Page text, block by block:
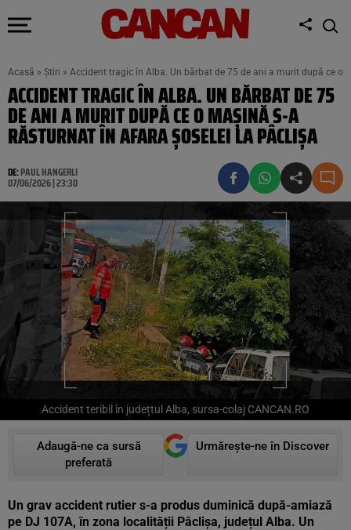
Acasă » Știri » Accident tragic în Alba. Un bărbat de 75 de ani a murit după ce o
ACCIDENT TRAGIC ÎN ALBA. UN BĂRBAT DE 75
DE ANI A MURIT DUPĂ CE O MAȘINĂ S-A
RĂSTURNAT ÎN AFARA ȘOSELEI LA PÂCLIȘA
DE:PAUL HANGERLI
07/06/2026 | 23:30
Accident teribil în județtul Alba, sursa-colaj CANCAN.RO
Adaugă-ne ca sursă
preferată
Urmărește-ne în Discover
Un grav accident rutier s-a produs duminică după-amiază
pe DJ 107A, în zona localității Pâclișa, județul Alba. Un